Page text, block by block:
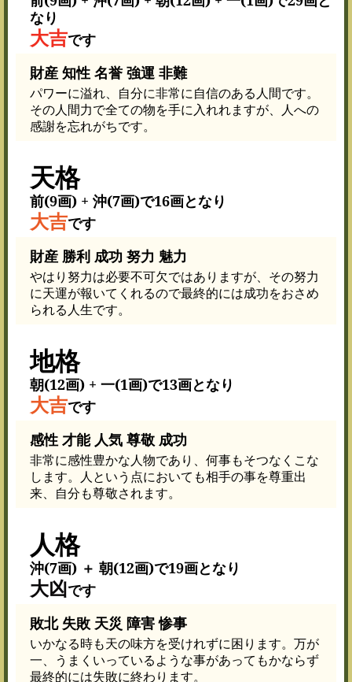
なり
大吉です
財産 知性 名誉 強運 非難
パワーに溢れ、自分に非常に自信のある人間です。
その人間力で全ての物を手に入れれますが、人への
感謝を忘れがちです。
天格
前(9画) + 沖(7画)で16画となり
大吉です
財産 勝利 成功 努力 魅力
やはり努力は必要不可欠ではありますが、その努力
に天運が報いてくれるので最終的には成功をおさめ
られる人生です。
地格
朝(12画) + 一(1画)で13画となり
大吉です
感性 才能 人気 尊敬 成功
非常に感性豊かな人物であり、何事もそつなくこな
します。人という点においても相手の事を尊重出
来、自分も尊敬されます。
人格
沖(7画) ＋ 朝(12画)で19画となり
大凶です
敗北 失敗 天災 障害 惨事
いかなる時も天の味方を受けれずに困ります。万が
一、うまくいっているような事があってもかならず
最終的には失敗に終わります。